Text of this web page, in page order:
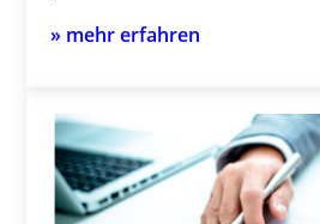
» mehr erfahren